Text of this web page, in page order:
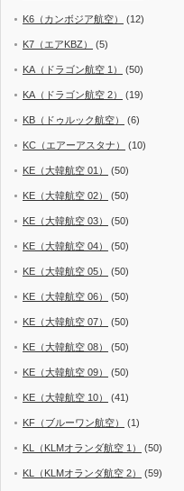
K6（カンボジア航空） (12)
K7（エアKBZ） (5)
KA（ドラゴン航空 1） (50)
KA（ドラゴン航空 2） (19)
KB（ドゥルック航空） (6)
KC（エアーアスタナ） (10)
KE（大韓航空 01） (50)
KE（大韓航空 02） (50)
KE（大韓航空 03） (50)
KE（大韓航空 04） (50)
KE（大韓航空 05） (50)
KE（大韓航空 06） (50)
KE（大韓航空 07） (50)
KE（大韓航空 08） (50)
KE（大韓航空 09） (50)
KE（大韓航空 10） (41)
KF（ブルーワン航空） (1)
KL（KLMオランダ航空 1） (50)
KL（KLMオランダ航空 2） (59)